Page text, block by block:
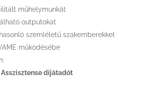
műhelymunkát
outputokat
szemléletű szakemberekkel
működésébe
díjátadót